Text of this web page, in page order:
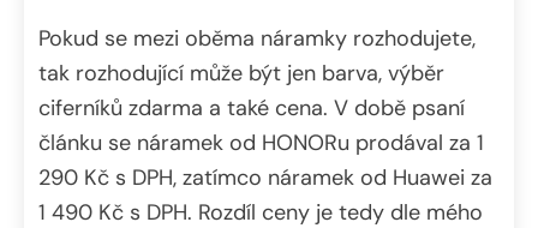
Pokud se mezi oběma náramky rozhodujete,
tak rozhodující může být jen barva, výběr
ciferníků zdarma a také cena. V době psaní
článku se náramek od HONORu prodával za 1
290 Kč s DPH, zatímco náramek od Huawei za
1 490 Kč s DPH. Rozdíl ceny je tedy dle mého